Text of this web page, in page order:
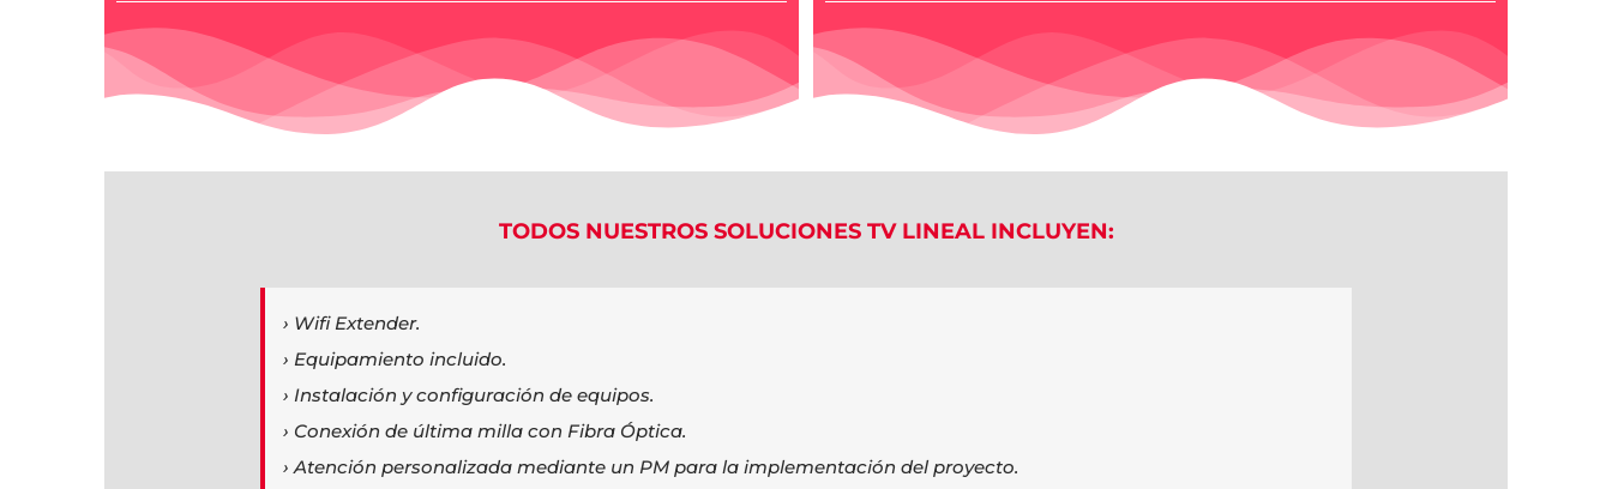
TODOS NUESTROS SOLUCIONES TV LINEAL INCLUYEN:
› Wifi Extender.
› Equipamiento incluido.
› Instalación y configuración de equipos.
› Conexión de última milla con Fibra Óptica.
› Atención personalizada mediante un PM para la implementación del proyecto.